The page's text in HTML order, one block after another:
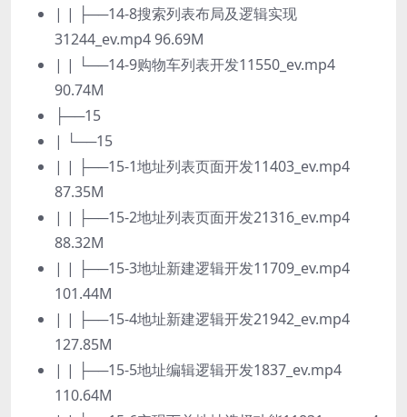
| | ├──14-8搜索列表布局及逻辑实现
31244_ev.mp4 96.69M
| | └──14-9购物车列表开发11550_ev.mp4
90.74M
├──15
| └──15
| | ├──15-1地址列表页面开发11403_ev.mp4
87.35M
| | ├──15-2地址列表页面开发21316_ev.mp4
88.32M
| | ├──15-3地址新建逻辑开发11709_ev.mp4
101.44M
| | ├──15-4地址新建逻辑开发21942_ev.mp4
127.85M
| | ├──15-5地址编辑逻辑开发1837_ev.mp4
110.64M